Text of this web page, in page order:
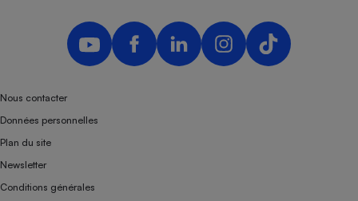
Nous contacter
Données personnelles
Plan du site
Newsletter
Conditions générales